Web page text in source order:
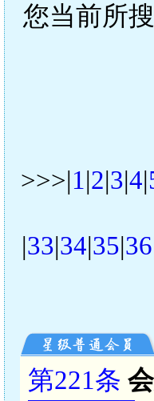
您当前所
>>>|1|2|3|4|
|33|34|35|36
第221条